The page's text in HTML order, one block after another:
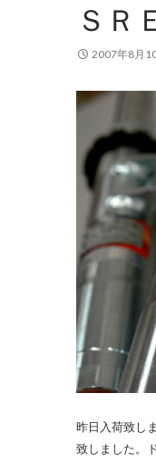
Ｓ
2007年8月
昨日入荷致し
致しました。